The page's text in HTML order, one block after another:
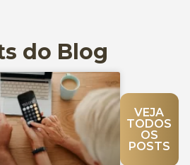
do Blog
VEJA
TODOS
OS
POSTS